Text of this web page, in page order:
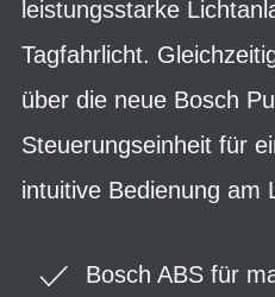
leistungsstarke
Tagfahrlicht.
über die neue Bosch
Steuerungseinheit für
intuitive Bedienung am
Bosch ABS für